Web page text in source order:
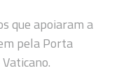
que apoiaram a
pela Porta